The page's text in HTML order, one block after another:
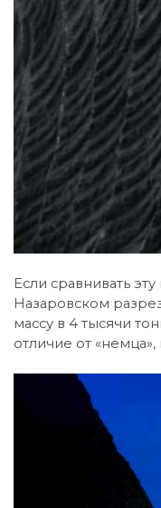
Если сравнивать
Назаровском
массу в 4 тысячи
отличие от